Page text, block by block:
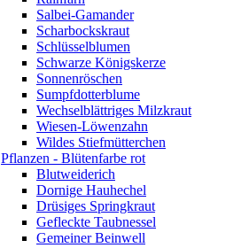
Salbei-Gamander
Scharbockskraut
Schlüsselblumen
Schwarze Königskerze
Sonnenröschen
Sumpfdotterblume
Wechselblättriges Milzkraut
Wiesen-Löwenzahn
Wildes Stiefmütterchen
Pflanzen - Blütenfarbe rot
Blutweiderich
Dornige Hauhechel
Drüsiges Springkraut
Gefleckte Taubnessel
Gemeiner Beinwell